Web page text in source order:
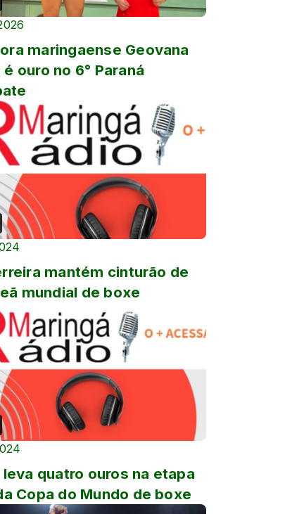
maringaense Geovana
ouro no 6° Paraná
mantém cinturão de
mundial de boxe
leva quatro ouros na etapa
Copa do Mundo de boxe